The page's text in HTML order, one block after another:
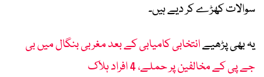
سوالات کھڑے کر دیے ہیں۔
یہ بھی پڑھیےانتخابی کامیابی کے بعد مغربی بنگال میں بی
جے پی کے مخالفین پر حملے، 4 افراد ہلاک